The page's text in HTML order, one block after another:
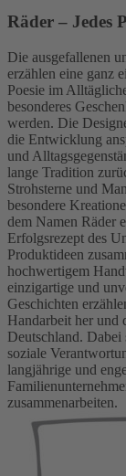
Räder – Jedes
Die ausgefallenen
erzählen eine ganz
Poesie im
besonderes
werden. Die
die Entwicklung
und
lange Tradition
Strohsterne und
besondere
dem Namen Räder
Erfolgsrezept des
Produktideen
hochwertigem
einzigartige und
Geschichten
Handarbeit her und
Deutschland.
soziale
langjährige und
zusammenarbeiten.